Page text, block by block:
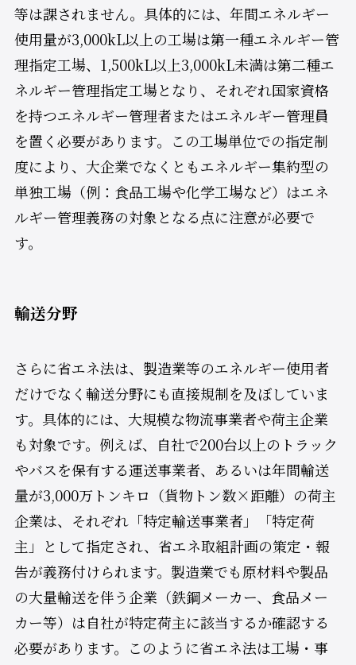
等は課されません。具体的には、年間エネルギー
使用量が3,000kL以上の工場は第一種エネルギー管
理指定工場、1,500kL以上3,000kL未満は第二種エ
ネルギー管理指定工場となり、それぞれ国家資格
を持つエネルギー管理者またはエネルギー管理員
を置く必要があります。この工場単位での指定制
度により、大企業でなくともエネルギー集約型の
単独工場（例：食品工場や化学工場など）はエネ
ルギー管理義務の対象となる点に注意が必要で
す。
輸送分野
さらに省エネ法は、製造業等のエネルギー使用者
だけでなく輸送分野にも直接規制を及ぼしていま
す。具体的には、大規模な物流事業者や荷主企業
も対象です。例えば、自社で200台以上のトラック
やバスを保有する運送事業者、あるいは年間輸送
量が3,000万トンキロ（貨物トン数×距離）の荷主
企業は、それぞれ「特定輸送事業者」「特定荷
主」として指定され、省エネ取組計画の策定・報
告が義務付けられます。製造業でも原材料や製品
の大量輸送を伴う企業（鉄鋼メーカー、食品メー
カー等）は自社が特定荷主に該当するか確認する
必要があります。このように省エネ法は工場・事